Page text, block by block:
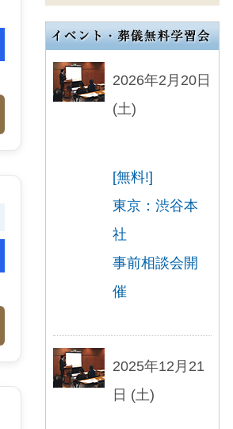
2026年2月20日
(土)
[無料!]
東京：渋谷本
社
事前相談会開
催
2025年12月21
日 (土)